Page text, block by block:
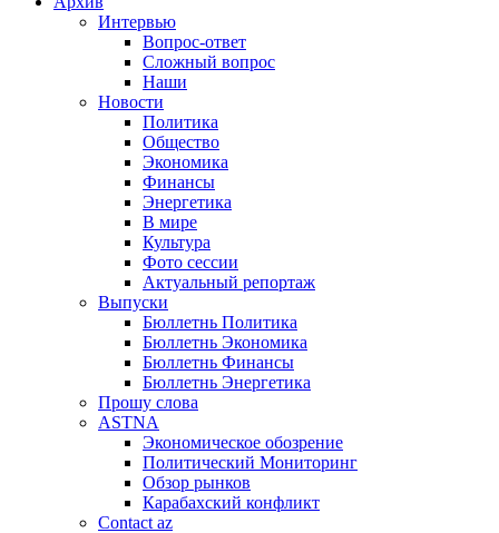
Интервью
Вопрос-ответ
Сложный вопрос
Наши
Новости
Политика
Общество
Экономика
Финансы
Энергетика
В мире
Культура
Фото сессии
Актуальный репортаж
Выпуски
Бюллетнь Политика
Бюллетнь Экономика
Бюллетнь Финансы
Бюллетнь Энергетика
Прошу слова
ASTNA
Экономическое обозрение
Политический Мониторинг
Обзор рынков
Карабахский конфликт
Contact az